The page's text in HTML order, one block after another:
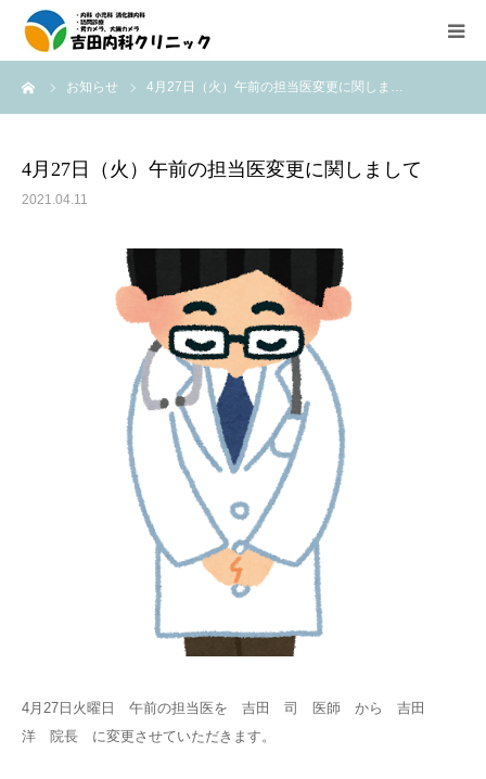
お知らせ 4月27日（火）午前の担当医変更に関しま…
4月27日（火）午前の担当医変更に関しまして
2021.04.11
4月27日火曜日 午前の担当医を 吉田 司 医師 から 吉田
洋 院長 に変更させていただきます。
診療所紹介
内視鏡検査の紹介
医療機器紹介